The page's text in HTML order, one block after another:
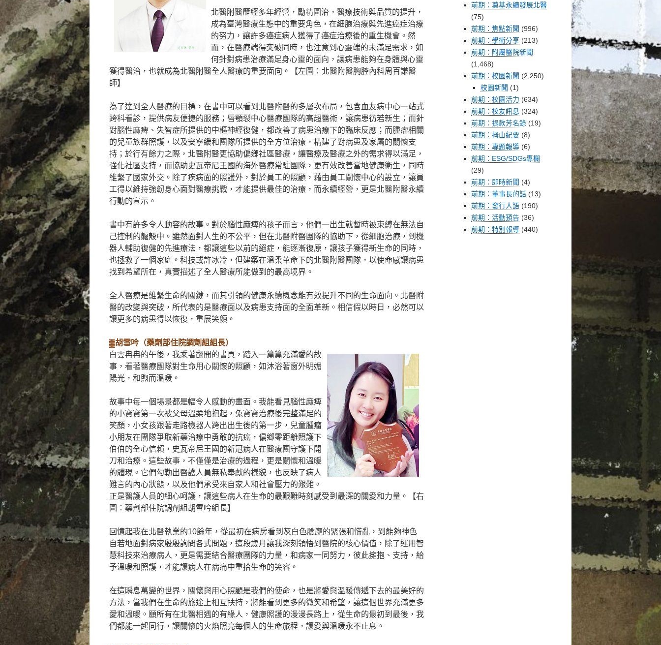
北醫附醫歷經多年經營，勵精圖治，醫療技術與品質的提升，
成為臺灣醫療生態中的重要角色，在細胞治療與先進癌症治療
的努力，讓許多癌症病人獲得了癌症治療後的重生機會。然
而，在醫療端得突破同時，也注意到心靈端的未滿足需求，如
何針對病患治療滿足身心靈的面向，讓病患能夠在身體與心靈
獲得醫治，也就成為北醫附醫全人醫療的重要面向。【左圖：北醫附醫胸腔內科周百謙醫
師】
為了達到全人醫療的目標，在書中可以看到北醫附醫的多層次布局，包含血友病中心一站式
跨科看診，提供病友便捷的服務；唇顎裂中心醫療團隊的高超醫術，讓病患彷若新生；而針
對腦性麻痺、失智症所提供的中樞神經復健，都改善了病患治療下的臨床反應；而腫瘤相關
的兒童族群照護，以及安寧緩和團隊所提供的全方位治療，構建了對病患及家屬的關懷支
持；於行有餘力之際，北醫附醫更協助偏鄉社區醫療，讓醫療及醫療之外的需求得以滿足，
強化社區支持，而協助史瓦帝尼王國的海外醫療常駐團隊，更有效改善當地健康衛生，同時
維繫了國家外交。除了疾病面的照護外，對於員工的照顧，藉由員工關懷中心的設立，讓員
工得以維持強韌身心面對醫療挑戰，才能提供最佳的治療，而永續經營，更是北醫附醫永續
行動的宣示。
書中有許多令人動容的故事。對於腦性麻痺的孩子而言，他們一出生就暫時被束縛在無法自
己控制的軀殼中。雖然面對人生的不公平，但在北醫附醫團隊的協助下，從細胞治療，到機
器人輔助復健的先進療法，都讓這些以前的絕症，能逐漸復原，讓孩子獲得新生命的同時，
也拯救了一個家庭。科技或許冰冷，但建築在溫柔革命下的北醫附醫團隊，以使命感讓病患
找到希望所在，真實描述了全人醫療所能做到的最高境界。
全人醫療是維繫生命的關鍵，而其引領的健康永續概念能有效提升不同的生命面向。北醫附
醫的改變與突破，所代表的是醫療面以及病患支持面的全面革新。相信假以時日，必然可以
讓更多的病患得以恢復，重展笑顏。
▓胡雪吟（藥劑部住院調劑組組長）
白雲冉冉的午後，我乘著翻開的書頁，踏入一篇篇充滿愛的故
事，看著醫療團隊對生命用心關懷的照顧，如沐浴著窗外明媚
陽光，和煦而溫暖。
故事中每一個場景都是幅令人感動的畫面。我能看見腦性麻痺
的小寶寶第一次被父母溫柔地抱起，兔寶寶治療後完整滿足的
笑顏，小女孩跟著走路機器人跨出出生後的第一步，兒童腫瘤
小朋友在團隊爭取新藥治療中勇敢的抗癌，偏鄉零距離照護下
伯伯的全心信賴，史瓦帝尼王國的新冠病人在醫療團守護下開
刀和治療。這些故事，不僅僅是治療的過程，更是關懷和溫暖
的體現。它們勾勒出醫護人員無私奉獻的樣貌，也反映了病人
難言的內心狀態，以及他們承受來自家人和社會壓力的艱難。
正是醫護人員的細心呵護，讓這些病人在生命的最艱難時刻感受到最深的關愛和力量。【右
圖：藥劑部住院調劑組胡雪吟組長】
回憶起我在北醫執業的10餘年，從最初在病房看到灰白色臉龐的緊張和慌亂，到能夠神色
自若地面對病家殷殷詢問各式問題，這段歲月讓我深刻領悟到醫院的核心價值，除了運用智
慧科技來治療病人，更是需要結合醫療團隊的力量，和病家一同努力，彼此擁抱、支持，給
予溫暖和照護，才能讓病人在病痛中重拾生命的笑容。
在這瞬息萬變的世界，關懷與用心照顧是我們的使命，也是將愛與溫暖傳遞下去的最美好的
方法，當我們在生命的旅途上相互扶持，將能看到更多的微笑和希望，讓這個世界充滿更多
愛和溫暖。願所有在北醫相遇的有緣人，健康照護的漫漫長路上，從生命的最初到最後，我
們都能一起同行，讓關懷的火焰照亮每個人的生命旅程，讓愛與溫暖永不止息。
前期：奠基永續發展北醫
(75)
前期：焦點新聞 (996)
前期：學術分享 (213)
前期：附屬醫院新聞
(1,468)
前期：校園新聞 (2,250)
校園新聞 (1)
前期：校園活力 (634)
前期：校友訊息 (324)
前期：捐款芳名錄 (19)
前期：拇山紀要 (8)
前期：專題報導 (6)
前期：ESG/SDGs專欄
(29)
前期：即時新聞 (4)
前期：董事長的話 (13)
前期：發行人語 (190)
前期：活動預告 (36)
前期：特別報導 (440)